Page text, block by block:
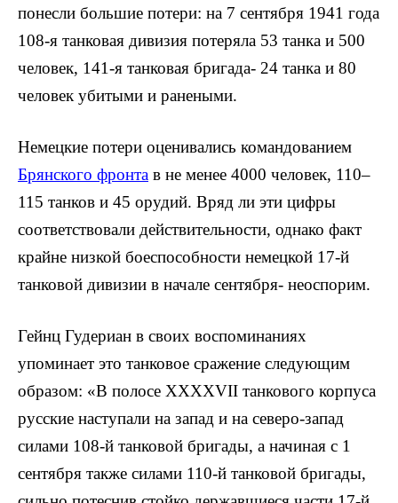
понесли большие потери: на 7 сентября 1941 года
108-я танковая дивизия потеряла 53 танка и 500
человек, 141-я танковая бригада- 24 танка и 80
человек убитыми и ранеными.
Немецкие потери оценивались командованием
Брянского фронта в не менее 4000 человек, 110–
115 танков и 45 орудий. Вряд ли эти цифры
соответствовали действительности, однако факт
крайне низкой боеспособности немецкой 17-й
танковой дивизии в начале сентября- неоспорим.
Гейнц Гудериан в своих воспоминаниях
упоминает это танковое сражение следующим
образом: «В полосе XXXXVII танкового корпуса
русские наступали на запад и на северо-запад
силами 108-й танковой бригады, а начиная с 1
сентября также силами 110-й танковой бригады,